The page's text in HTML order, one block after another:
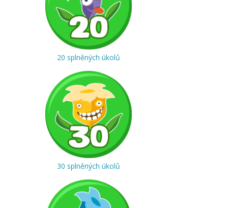
20 splněných úkolů
30 splněných úkolů